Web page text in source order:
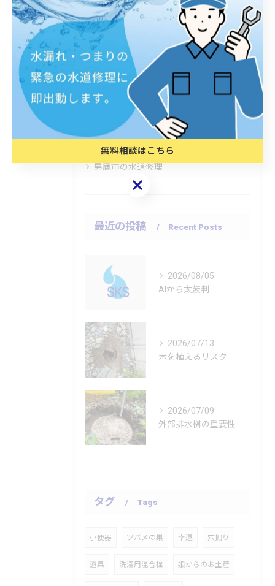
カテゴリー Categories
全てのカテゴリー
老朽化
つまり
潟上市の水道修理
男鹿市の水道修理
最近の投稿 Recent Posts
2026/08/05
AIから太鼓判
2026/07/13
木を植えるリスク
2026/07/09
外部排水桝の重要性
タグ Tags
小便器 ツバメの巣 幸運 穴掘り
道具 洗濯用混合栓 娘からのお土産
無料相談はこちら
無料相談はこちら